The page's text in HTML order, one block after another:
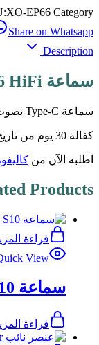
XO-EP66 Category:
Share on Whatsapp
Description
سماعة Type-C XO EP66 HiFi – من كاليفورا شوب
سماعة Type-C بصوت HiFi متوازن وراحة طويلة الأمد. ضمان شهر.
كفالة 30 يوم من تاريخ الاستلام.
اطلبه الآن من
Products
قراءة
View
سماعة AKG S10 سلكية نسخة
قراءة